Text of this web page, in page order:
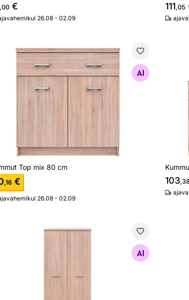
,00 €
26.08 - 02.09
111,05
Top mix 80 cm
Otsi sarnaseid
Top mix 80 cm
,16 €
26.08 - 02.09
103